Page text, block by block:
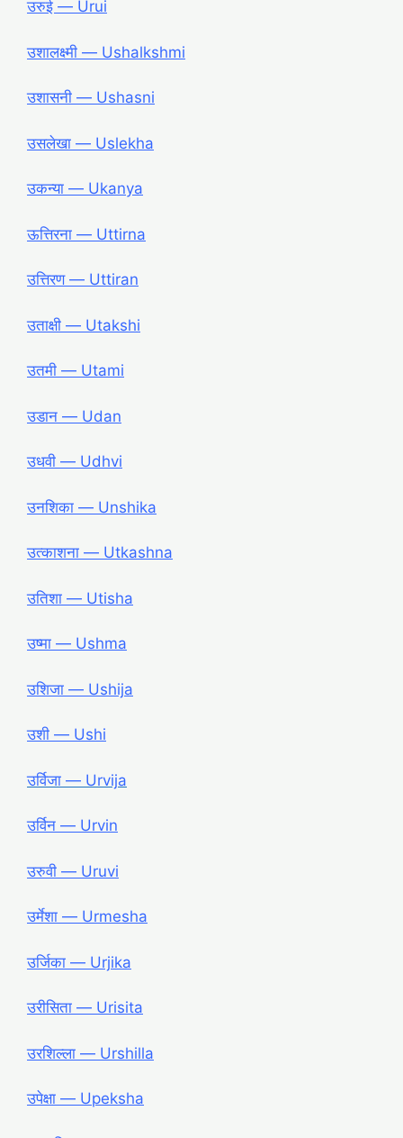
उरुई ― Urui
उशालक्ष्मी ― Ushalkshmi
उशासनी ― Ushasni
उसलेखा ― Uslekha
उकन्या ― Ukanya
ऊत्तिरना ― Uttirna
उत्तिरण ― Uttiran
उताक्षी ― Utakshi
उतमी ― Utami
उडान ― Udan
उधवी ― Udhvi
उनशिका ― Unshika
उत्काशना ― Utkashna
उतिशा ― Utisha
उष्मा ― Ushma
उशिजा ― Ushija
उशी ― Ushi
उर्विजा ― Urvija
उर्विन ― Urvin
उरुवी ― Uruvi
उर्मेशा ― Urmesha
उर्जिका ― Urjika
उरीसिता ― Urisita
उरशिल्ला ― Urshilla
उपेक्षा ― Upeksha